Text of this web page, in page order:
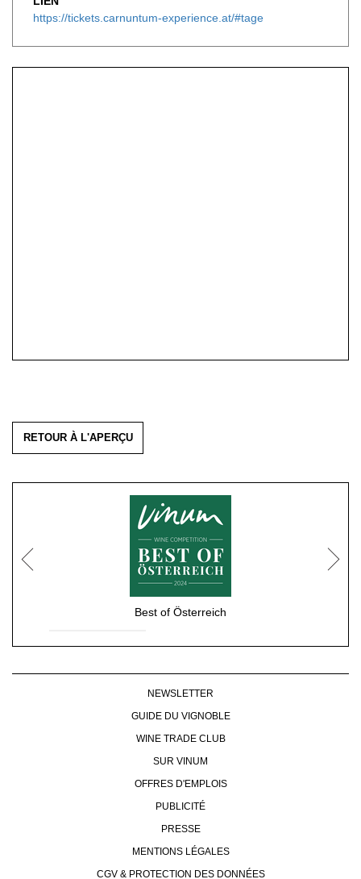
https://tickets.carnuntum-experience.at/#tage
RETOUR À L'APERÇU
Best of Österreich
NEWSLETTER
GUIDE DU VIGNOBLE
WINE TRADE CLUB
SUR VINUM
OFFRES D'EMPLOIS
PUBLICITÉ
PRESSE
MENTIONS LÉGALES
CGV & PROTECTION DES DONNÉES